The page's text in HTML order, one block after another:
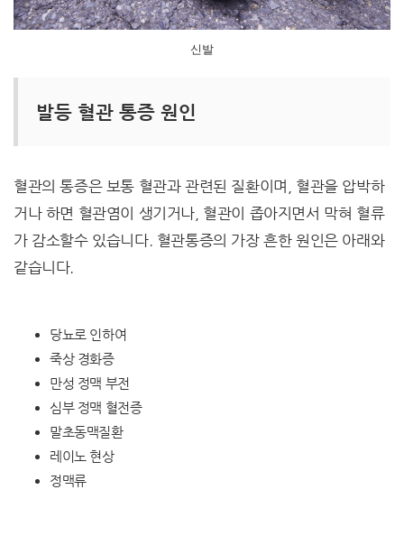
신발
발등 혈관 통증 원인
혈관의 통증은 보통 혈관과 관련된 질환이며, 혈관을 압박하
거나 하면 혈관염이 생기거나, 혈관이 좁아지면서 막혀 혈류
가 감소할수 있습니다. 혈관통증의 가장 흔한 원인은 아래와
같습니다.
당뇨로 인하여
죽상 경화증
만성 정맥 부전
심부 정맥 혈전증
말초동맥질환
레이노 현상
정맥류